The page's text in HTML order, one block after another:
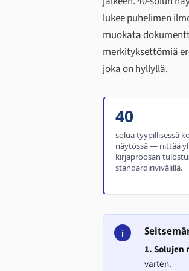
lukee puhelimen
muokata
merkityksettömiä
joka on hyllyllä.
40
solua tyypillisessä
näytössä — riittää
kirjaproosan
standardirivivälillä.
i
1. Solujen
varten.